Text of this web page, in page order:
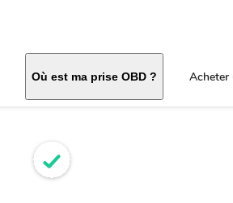
Où est ma prise OBD ? Acheter